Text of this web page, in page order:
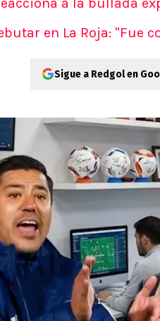
en La Roja: "Fue
Sigue a Redgol en